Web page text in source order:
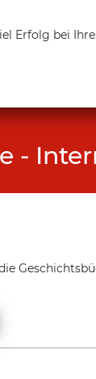
Erfolg bei
-